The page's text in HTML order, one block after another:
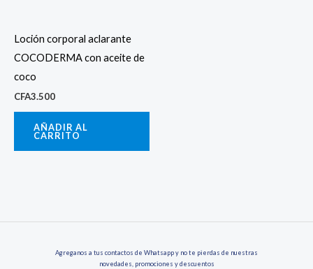
Loción corporal aclarante
COCODERMA con aceite de
coco
CFA3.500
AÑADIR AL
CARRITO
Agreganos a tus contactos de Whatsapp y no te pierdas de nuestras
novedades, promociones y descuentos